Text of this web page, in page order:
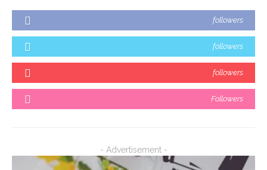
followers
followers
followers
Followers
- Advertisement -